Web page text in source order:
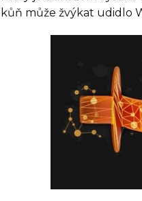
kůň může žvýkat udidlo